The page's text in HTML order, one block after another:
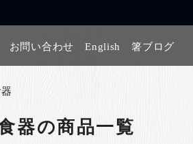
お問い合わせ English 箸ブログ
器の商品一覧